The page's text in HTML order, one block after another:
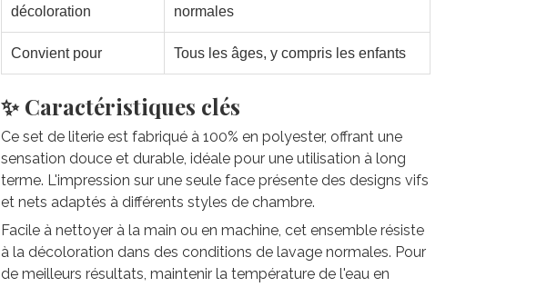
décoloration
normales
Convient pour Tous les âges, y compris les enfants
✨ Caractéristiques clés
Ce set de literie est fabriqué à 100% en polyester, offrant une
sensation douce et durable, idéale pour une utilisation à long
terme. L'impression sur une seule face présente des designs vifs
et nets adaptés à différents styles de chambre.
Facile à nettoyer à la main ou en machine, cet ensemble résiste
à la décoloration dans des conditions de lavage normales. Pour
de meilleurs résultats, maintenir la température de l'eau en